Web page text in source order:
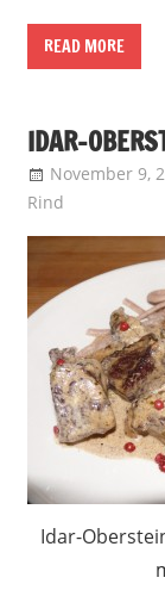
READ MORE
IDAR-
November 9,
Rind
Idar-